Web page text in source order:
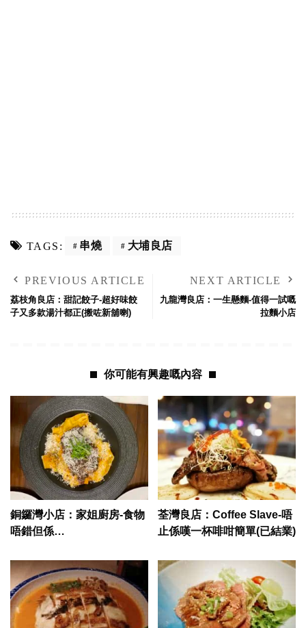
TAGS: 串燒 大埔良店
PREVIOUS ARTICLE
荔枝角良店：甜記餃子-超好味餃
子又多款湯汁都正(搬咗新舖喇)
NEXT ARTICLE
九龍灣良店：一生懸麵-值得一試嘅
拉麵小店
你可能有興趣嘅內容
銅鑼灣小店：家姐廚房-食物
唔錯但係…
荃灣良店：Coffee Slave-唔
止係嘆一杯啡咁簡單(已結業)